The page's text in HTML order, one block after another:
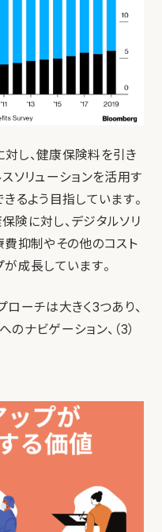
し、健康保険料を引き
ソリューションを活用す
るよう目指しています。
険に対し、デジタルソリ
費抑制やその他のコスト
成長しています。
ーチは大きく3つあり、
のナビゲーション、（3）